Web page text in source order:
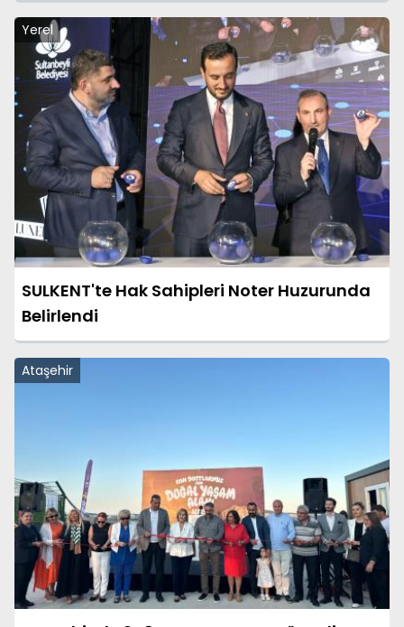
Yerel
SULKENT'te Hak Sahipleri Noter Huzurunda
Belirlendi
Ataşehir